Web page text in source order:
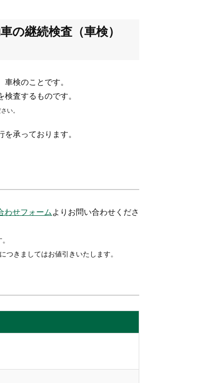
の継続検査（車検）
検のことです。
査するものです。
い。
承っております。
わせフォームよりお問い合わせくださ
きましてはお値引きいたします。